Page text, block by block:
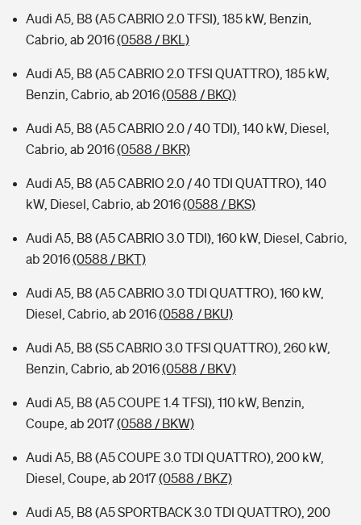
Audi A5, B8 (A5 CABRIO 2.0 TFSI), 185 kW, Benzin,
Cabrio, ab 2016(0588 / BKL)
Audi A5, B8 (A5 CABRIO 2.0 TFSI QUATTRO), 185 kW,
Benzin, Cabrio, ab 2016(0588 / BKQ)
Audi A5, B8 (A5 CABRIO 2.0 / 40 TDI), 140 kW, Diesel,
Cabrio, ab 2016(0588 / BKR)
Audi A5, B8 (A5 CABRIO 2.0 / 40 TDI QUATTRO), 140
kW, Diesel, Cabrio, ab 2016(0588 / BKS)
Audi A5, B8 (A5 CABRIO 3.0 TDI), 160 kW, Diesel, Cabrio,
ab 2016(0588 / BKT)
Audi A5, B8 (A5 CABRIO 3.0 TDI QUATTRO), 160 kW,
Diesel, Cabrio, ab 2016(0588 / BKU)
Audi A5, B8 (S5 CABRIO 3.0 TFSI QUATTRO), 260 kW,
Benzin, Cabrio, ab 2016(0588 / BKV)
Audi A5, B8 (A5 COUPE 1.4 TFSI), 110 kW, Benzin,
Coupe, ab 2017(0588 / BKW)
Audi A5, B8 (A5 COUPE 3.0 TDI QUATTRO), 200 kW,
Diesel, Coupe, ab 2017(0588 / BKZ)
Audi A5, B8 (A5 SPORTBACK 3.0 TDI QUATTRO), 200